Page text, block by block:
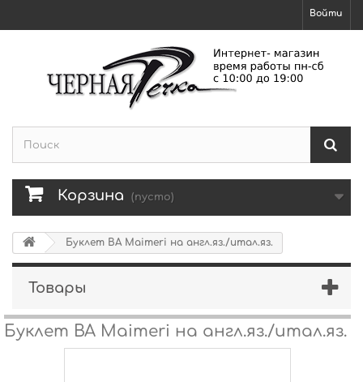
Войти
Корзина (пусто)
Буклет ВА Maimeri на англ.яз./итал.яз.
Товары
Буклет ВА Maimeri на англ.яз./итал.яз.